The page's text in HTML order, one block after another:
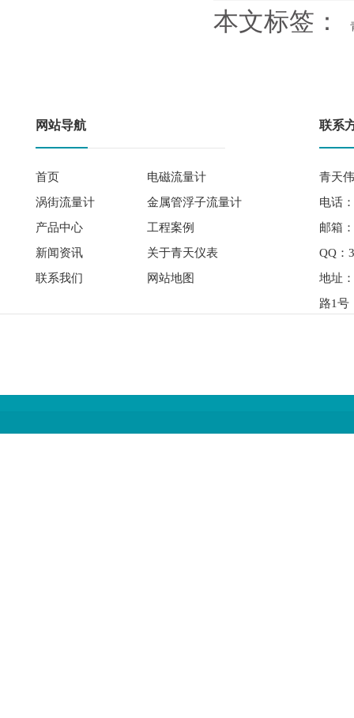
本文标签：
网站导航
首页
电磁流量计
涡街流量计
金属管浮子流量计
产品中心
工程案例
新闻资讯
关于青天仪表
联系我们
网站地图
联系
青天
电话
邮箱
QQ：
地址
路1号